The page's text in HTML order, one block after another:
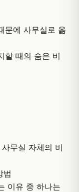
문에 사무실로 옮
할 때의 숨은 비
무실 자체의 비
법
이유 중 하나는